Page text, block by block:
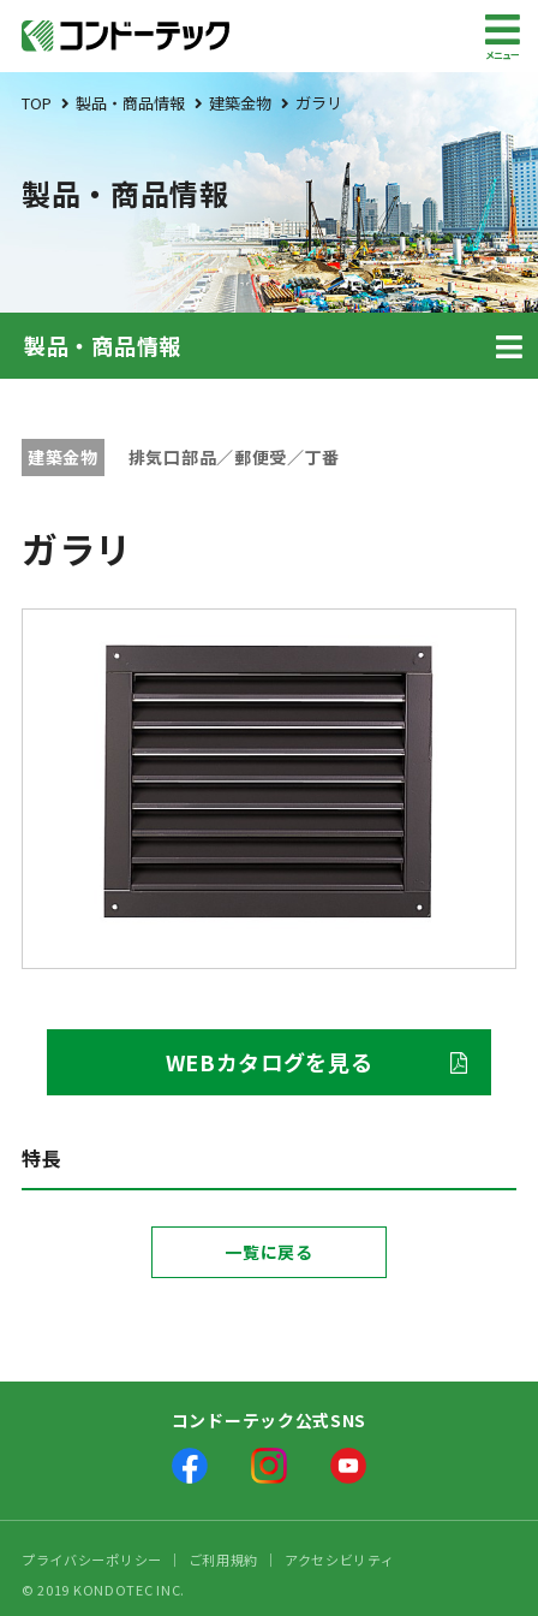
メニュー
TOP 製品・商品情報 建築金物 ガラリ
製品・商品情報
製品・商品情報
建築金物 排気口部品／郵便受／丁番
ガラリ
WEBカタログを見る
特長
一覧に戻る
コンドーテック公式SNS
プライバシーポリシー ご利用規約
アクセシビリティ
© 2019 KONDOTEC INC.